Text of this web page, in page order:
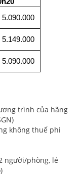
5.090.000
5.149.000
5.090.000
trình của hãng
không thuế phi
người/phòng, lẻ